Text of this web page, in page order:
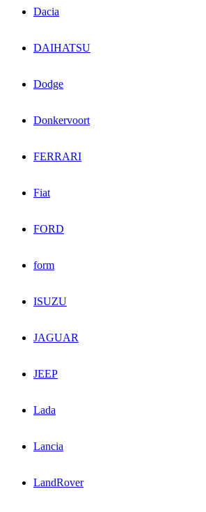
Dacia
DAIHATSU
Dodge
Donkervoort
FERRARI
Fiat
FORD
form
ISUZU
JAGUAR
JEEP
Lada
Lancia
LandRover